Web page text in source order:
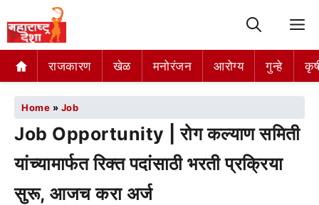
राजकारण खेळ मनोरंजन आरोग्य गुन्हे
Home » Job
Job Opportunity | रोग कल्याण समिती
यांच्यामार्फत रिक्त पदांसाठी भरती प्रक्रिया
सुरू, आजच करा अर्ज